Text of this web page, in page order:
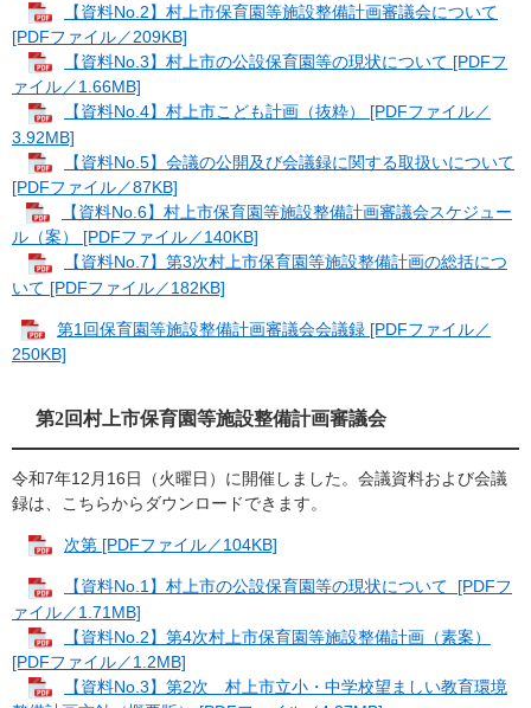
【資料No.2】村上市保育園等施設整備計画審議会について
[PDFファイル／209KB]
【資料No.3】村上市の公設保育園等の現状について [PDFフ
ァイル／1.66MB]
【資料No.4】村上市こども計画（抜粋） [PDFファイル／
3.92MB]
【資料No.5】会議の公開及び会議録に関する取扱いについて
[PDFファイル／87KB]
【資料No.6】村上市保育園等施設整備計画審議会スケジュー
ル（案） [PDFファイル／140KB]
【資料No.7】第3次村上市保育園等施設整備計画の総括につ
いて [PDFファイル／182KB]
第1回保育園等施設整備計画審議会会議録 [PDFファイル／
250KB]
第2回村上市保育園等施設整備計画審議会
令和7年12月16日（火曜日）に開催しました。会議資料および会議
録は、こちらからダウンロードできます。
次第 [PDFファイル／104KB]
【資料No.1】村上市の公設保育園等の現状について ​ [PDFフ
ァイル／1.71MB]
【資料No.2】第4次村上市保育園等施設整備計画​（素案）
[PDFファイル／1.2MB]
【資料No.3】第2次 村上市立小・中学校望ましい教育環境